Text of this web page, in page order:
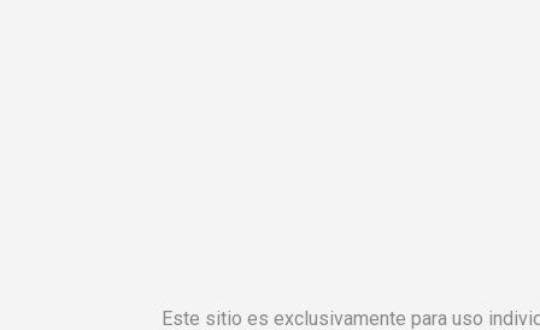
Este sitio es exclusivamente para uso